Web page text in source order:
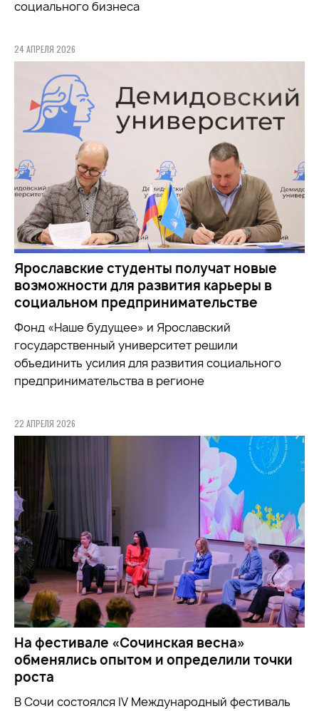
социального бизнеса
24 АПРЕЛЯ 2026
Ярославские студенты получат новые
возможности для развития карьеры в
социальном предпринимательстве
Фонд «Наше будущее» и Ярославский
государственный университет решили
объединить усилия для развития социального
предпринимательства в регионе
22 АПРЕЛЯ 2026
На фестивале «Сочинская весна»
обменялись опытом и определили точки
роста
В Сочи состоялся IV Международный фестиваль